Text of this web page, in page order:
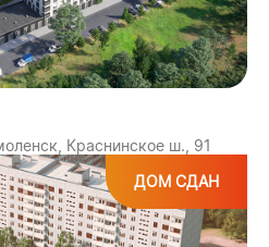
Краснинское ш., 91
ДОМ СДАН